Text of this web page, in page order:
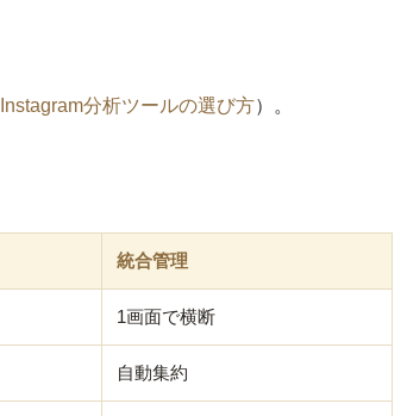
Instagram分析ツールの選び方）。
統合管理
1画面で横断
自動集約